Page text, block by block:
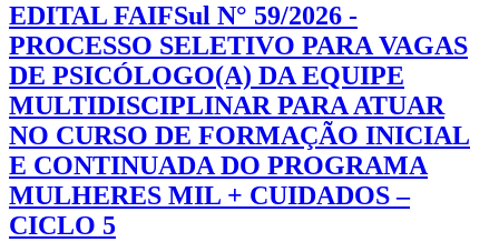
EDITAL FAIFSul N° 59/2026 -
PROCESSO SELETIVO PARA VAGAS
DE PSICÓLOGO(A) DA EQUIPE
MULTIDISCIPLINAR PARA ATUAR
NO CURSO DE FORMAÇÃO INICIAL
E CONTINUADA DO PROGRAMA
MULHERES MIL + CUIDADOS –
CICLO 5